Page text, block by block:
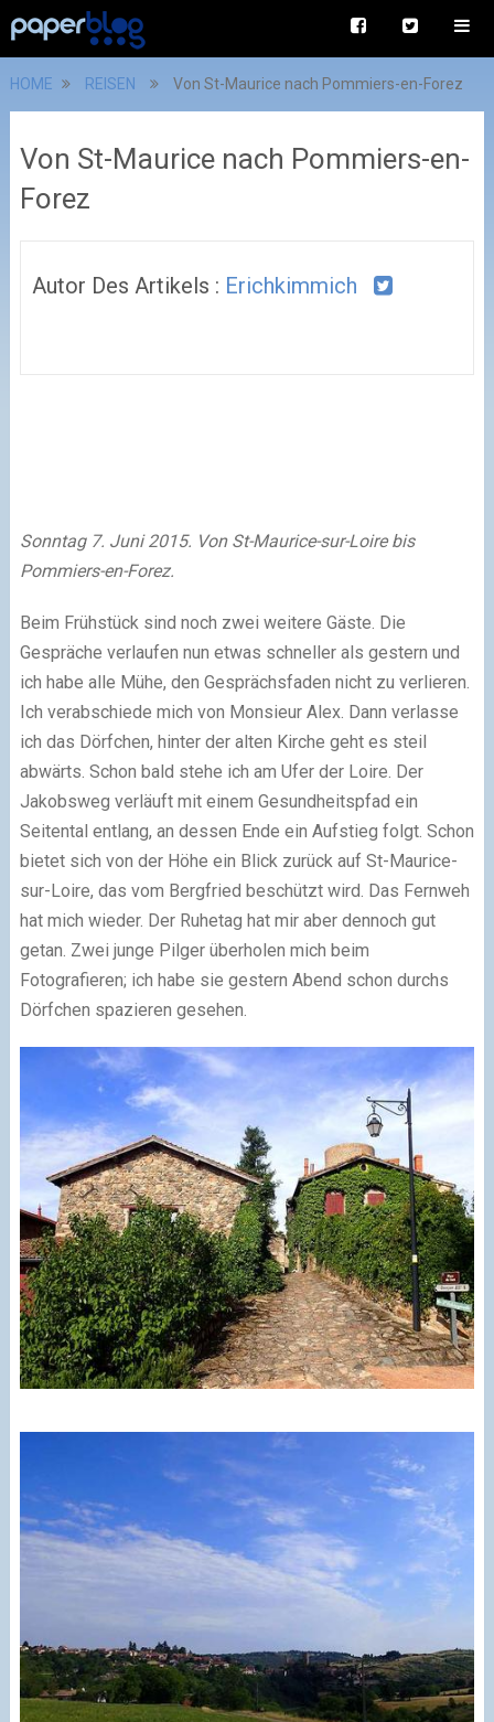
HOME REISEN Von St-Maurice nach Pommiers-en-Forez
Von St-Maurice nach Pommiers-en-
Forez
Autor Des Artikels : Erichkimmich
Sonntag 7. Juni 2015. Von St-Maurice-sur-Loire bis
Pommiers-en-Forez.
Beim Frühstück sind noch zwei weitere Gäste. Die
Gespräche verlaufen nun etwas schneller als gestern und
ich habe alle Mühe, den Gesprächsfaden nicht zu verlieren.
Ich verabschiede mich von Monsieur Alex. Dann verlasse
ich das Dörfchen, hinter der alten Kirche geht es steil
abwärts. Schon bald stehe ich am Ufer der Loire. Der
Jakobsweg verläuft mit einem Gesundheitspfad ein
Seitental entlang, an dessen Ende ein Aufstieg folgt. Schon
bietet sich von der Höhe ein Blick zurück auf St-Maurice-
sur-Loire, das vom Bergfried beschützt wird. Das Fernweh
hat mich wieder. Der Ruhetag hat mir aber dennoch gut
getan. Zwei junge Pilger überholen mich beim
Fotografieren; ich habe sie gestern Abend schon durchs
Dörfchen spazieren gesehen.